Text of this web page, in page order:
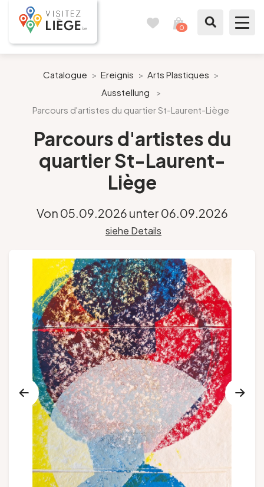
0
Wie ein Bürger von Lüttich
Meinen Aufenthalt vorbereiten
Unsere Vorschläge
Folgen Sie uns
Gruppen und Reiseveranstalter
EN NL DE
Catalogue > Ereignis > Arts Plastiques >
Ausstellung
>
Parcours d'artistes du quartier St-Laurent-Liège
Parcours d'artistes du
quartier St-Laurent-
Liège
Von 05.09.2026 unter 06.09.2026
siehe Details